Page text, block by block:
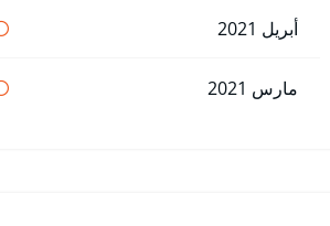
أبريل 2021
مارس 2021